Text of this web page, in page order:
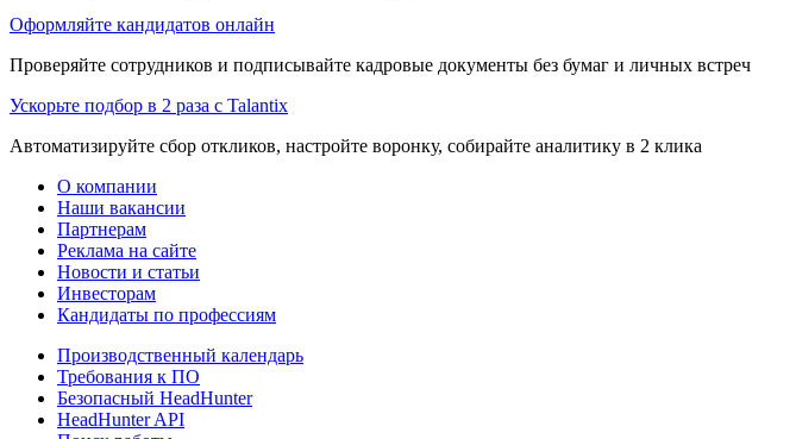
Оформляйте кандидатов онлайн
Проверяйте сотрудников и подписывайте кадровые документы без бумаг и личных встреч
Ускорьте подбор в 2 раза с Talantix
Автоматизируйте сбор откликов, настройте воронку, собирайте аналитику в 2 клика
О компании
Наши вакансии
Партнерам
Реклама на сайте
Новости и статьи
Инвесторам
Кандидаты по профессиям
Производственный календарь
Требования к ПО
Безопасный HeadHunter
HeadHunter API